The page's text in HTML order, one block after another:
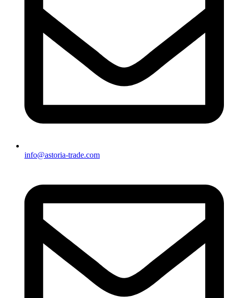
info@astoria-trade.com